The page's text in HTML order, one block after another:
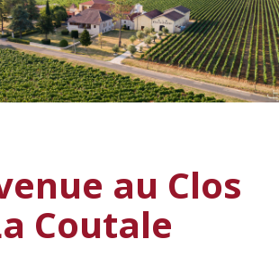
au Clos
Coutale